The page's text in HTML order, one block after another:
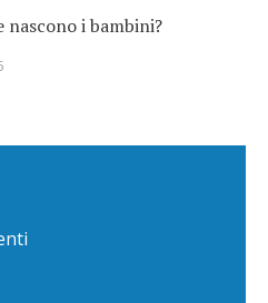
nascono i bambini?